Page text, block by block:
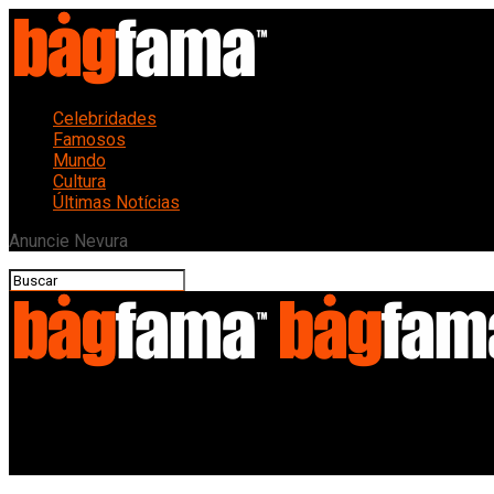
Celebridades
Famosos
Mundo
Cultura
Últimas Notícias
Anuncie Nevura